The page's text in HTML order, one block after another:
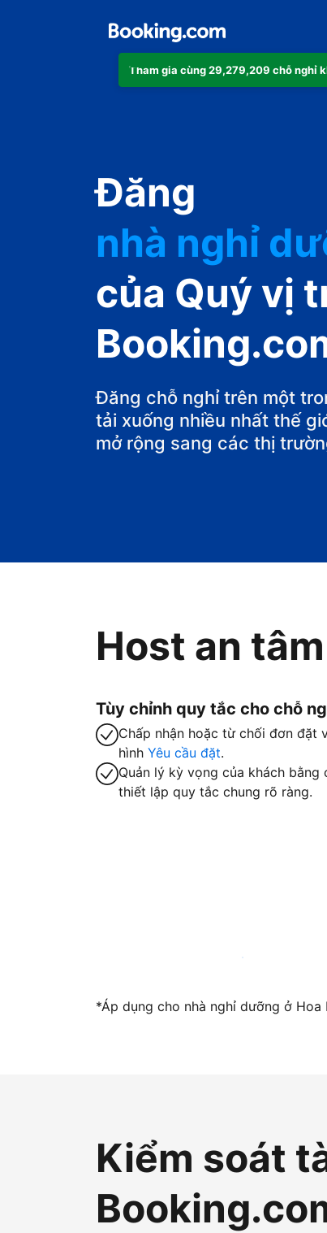
Tham gia cùng 29,279,209 chỗ nghỉ
Đăng
khách sạn
nhà nghỉ
guest
nhà nghỉ
của Quý vị
Đăng chỗ nghỉ trên một
tải xuống nhiều nhất thế
mở rộng sang các thị
Host an
Tùy chỉnh quy tắc cho chỗ
Chấp nhận hoặc từ chối đơn đặt
hình Yêu cầu đặt.
Quản lý kỳ vọng của khách bằng
thiết lập quy tắc chung rõ ràng.
Trở thành host với chúng tôi ngay
*Áp dụng cho nhà nghỉ dưỡng ở
Kiểm soát